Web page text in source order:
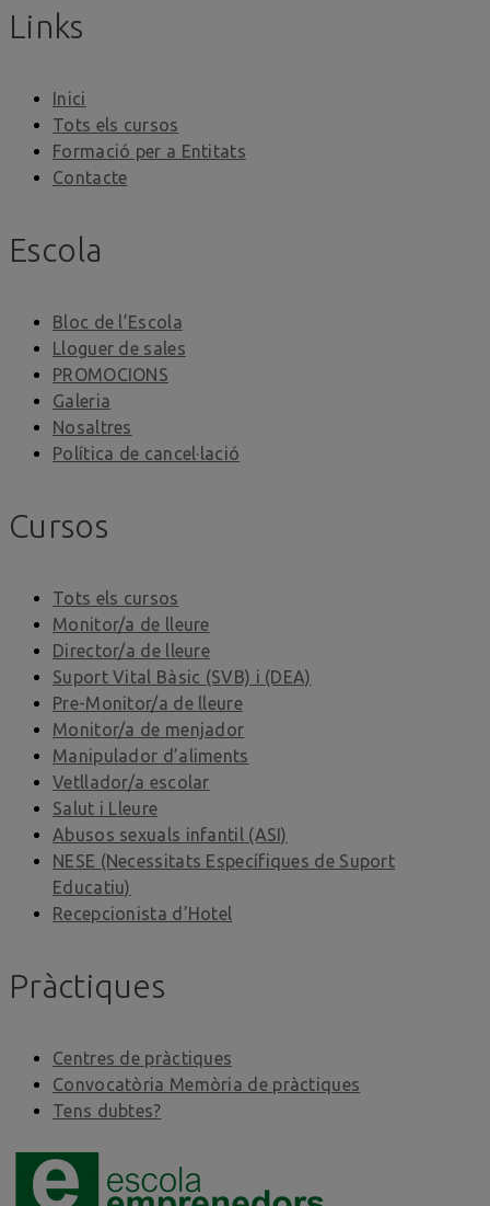
Links
Inici
Tots els cursos
Formació per a Entitats
Contacte
Escola
Bloc de l’Escola
Lloguer de sales
PROMOCIONS
Galeria
Nosaltres
Política de cancel·lació
Cursos
Tots els cursos
Monitor/a de lleure
Director/a de lleure
Suport Vital Bàsic (SVB) i (DEA)
Pre-Monitor/a de lleure
Monitor/a de menjador
Manipulador d’aliments
Vetllador/a escolar
Salut i Lleure
Abusos sexuals infantil (ASI)
NESE (Necessitats Específiques de Suport
Educatiu)
Recepcionista d’Hotel
Pràctiques
Centres de pràctiques
Convocatòria Memòria de pràctiques
Tens dubtes?